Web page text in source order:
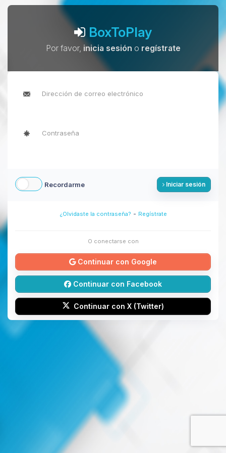
BoxToPlay
Por favor, inicia sesión o regístrate
Recordarme Iniciar sesión
¿Olvidaste la contraseña? - Regístrate
O conectarse con
Continuar con Google
Continuar con Facebook
Continuar con X (Twitter)